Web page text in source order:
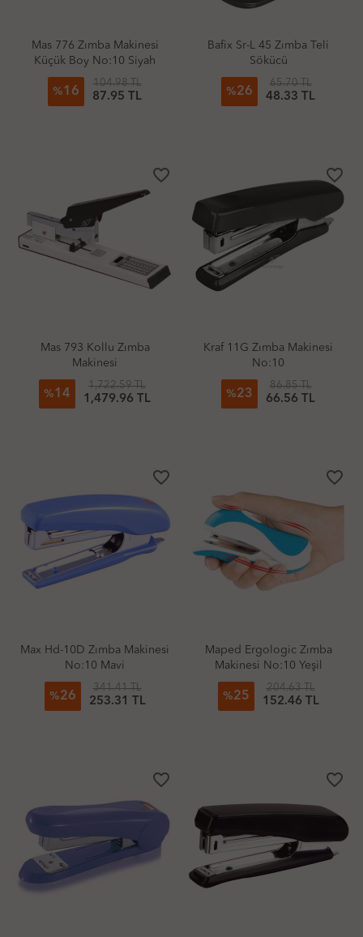
Mas 776 Zımba Makinesi
Küçük Boy No:10 Siyah
%16
104.98 TL
87.95 TL
Bafix Sr-L 45 Zımba Teli
Sökücü
%26
65.70 TL
48.33 TL
favorite_border
Mas 793 Kollu Zımba
Makinesi
%14
1,722.59 TL
1,479.96 TL
favorite_border
Kraf 11G Zımba Makinesi
No:10
%23
86.85 TL
66.56 TL
favorite_border
Max Hd-10D Zımba Makinesi
No:10 Mavi
%26
341.41 TL
253.31 TL
favorite_border
Maped Ergologic Zımba
Makinesi No:10 Yeşil
%25
204.63 TL
152.46 TL
favorite_border favorite_border